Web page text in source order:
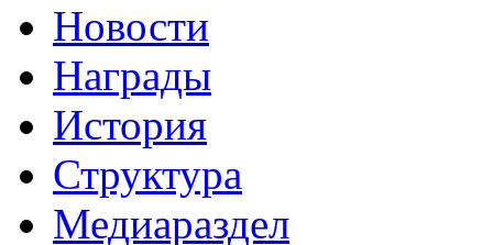
Новости
Награды
История
Структура
Медиараздел